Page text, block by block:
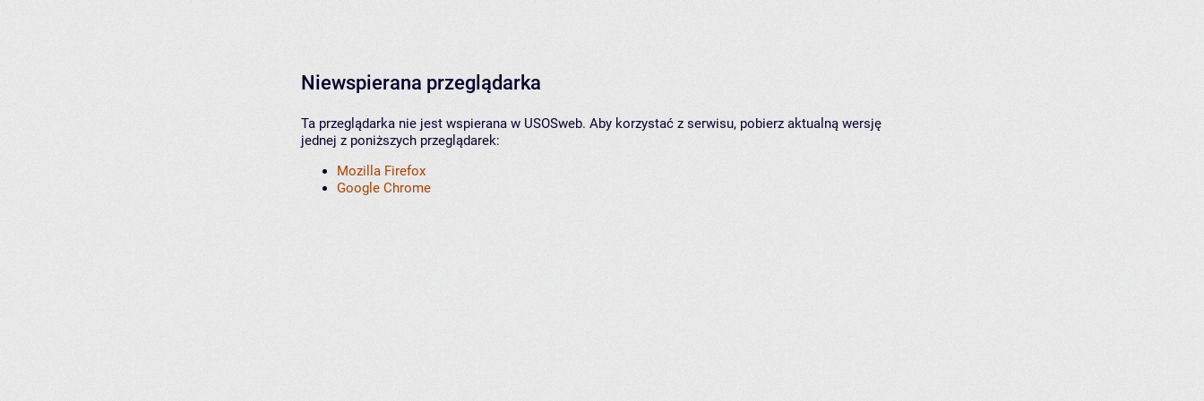
Niewspierana przeglądarka
Ta przeglądarka nie jest wspierana w USOSweb. Aby korzystać z serwisu, pobierz aktualną wersję
jednej z poniższych przeglądarek:
Mozilla Firefox
Google Chrome